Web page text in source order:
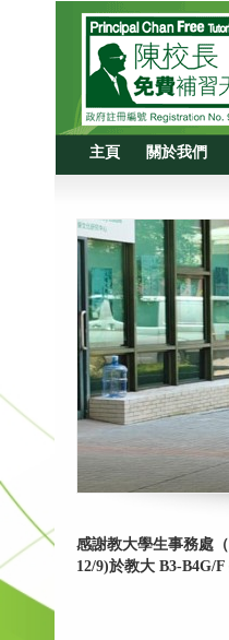
主頁 關於我們
感謝教大學生事務處
12/9)於教大 B3-B4G/